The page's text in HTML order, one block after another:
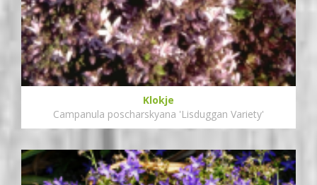
Klokje
Campanula poscharskyana 'Lisduggan Variety'